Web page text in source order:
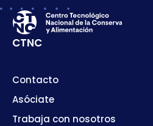
CTNC
Contacto
Asóciate
Trabaja con nosotros